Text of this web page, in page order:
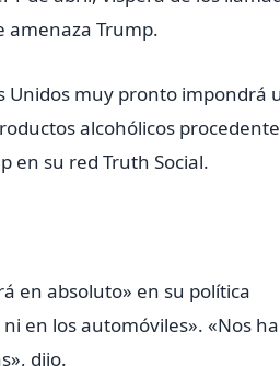
amenaza Trump.
Unidos muy pronto impondrá
alcohólicos
en su red Truth Social.
en absoluto» en su política
en los automóviles». «Nos
dijo.